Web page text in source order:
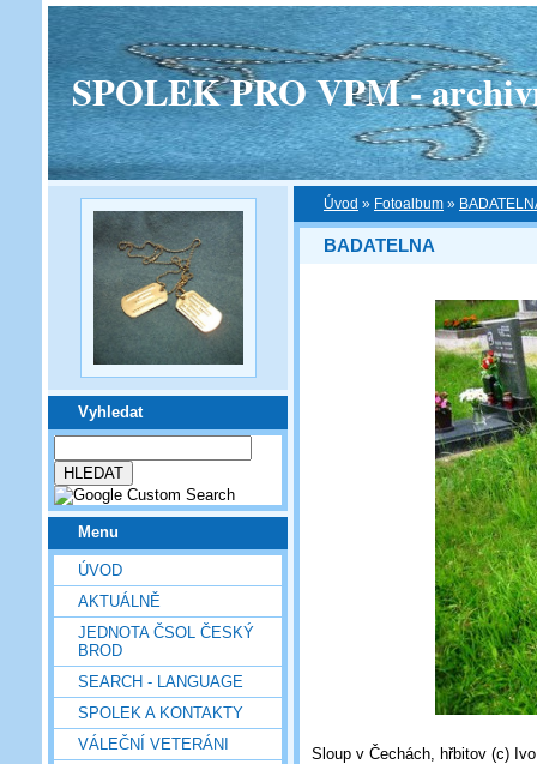
SPOLEK PRO VPM -
Vyhledat
Menu
ÚVOD
AKTUÁLNĚ
JEDNOTA ČSOL ČESKÝ
BROD
SEARCH - LANGUAGE
SPOLEK A KONTAKTY
VÁLEČNÍ VETERÁNI
Úvod » Fotoalbum »
BADATELNA
Sloup v Čechách, hřbitov (c)